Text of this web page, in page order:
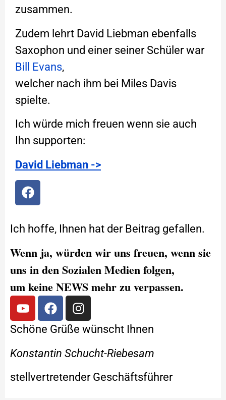
zusammen.
Zudem lehrt David Liebman ebenfalls
Saxophon und einer seiner Schüler war
Bill Evans,
welcher nach ihm bei Miles Davis
spielte.
Ich würde mich freuen wenn sie auch
Ihn supporten:
David Liebman ->
Ich hoffe, Ihnen hat der Beitrag gefallen.
Wenn ja, würden wir uns freuen, wenn sie
uns in den Sozialen Medien folgen,
um keine NEWS mehr zu verpassen.
Schöne Grüße wünscht Ihnen
Konstantin Schucht-Riebesam
stellvertretender Geschäftsführer